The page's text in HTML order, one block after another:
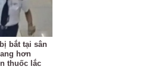
bắt tại sân
hơn
thuốc lắc